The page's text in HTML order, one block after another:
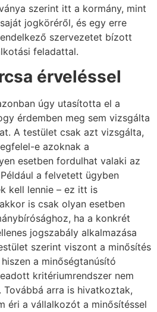
szerint itt a kormány, mint
jogköréről, és egy erre
szervezetet bízott
feladattal.
érveléssel
úgy utasította el a
érdemben meg sem vizsgálta
A testület csak azt vizsgálta,
e azoknak a
esetben fordulhat valaki az
a felvetett ügyben
kell lennie – ez itt is
is csak olyan esetben
ha a konkrét
jogszabály alkalmazása
szerint viszont a minősítés
a minőségtanúsító
kritériumrendszer nem
Továbbá arra is hivatkoztak,
éri a vállalkozót a minősítéssel